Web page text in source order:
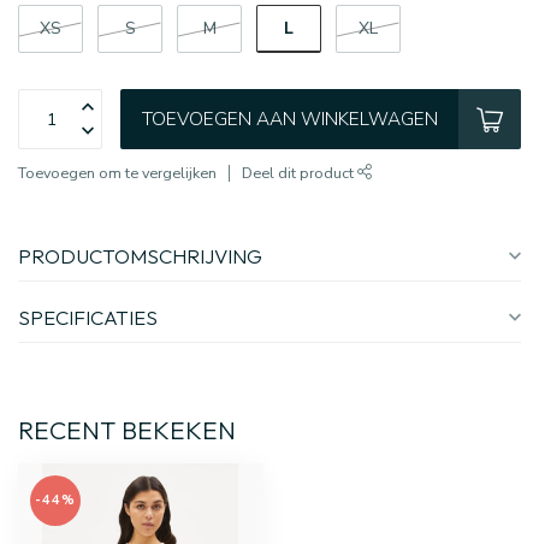
XS S M L XL
TOEVOEGEN AAN WINKELWAGEN
Toevoegen om te vergelijken Deel dit product
PRODUCTOMSCHRIJVING
SPECIFICATIES
RECENT BEKEKEN
-44%